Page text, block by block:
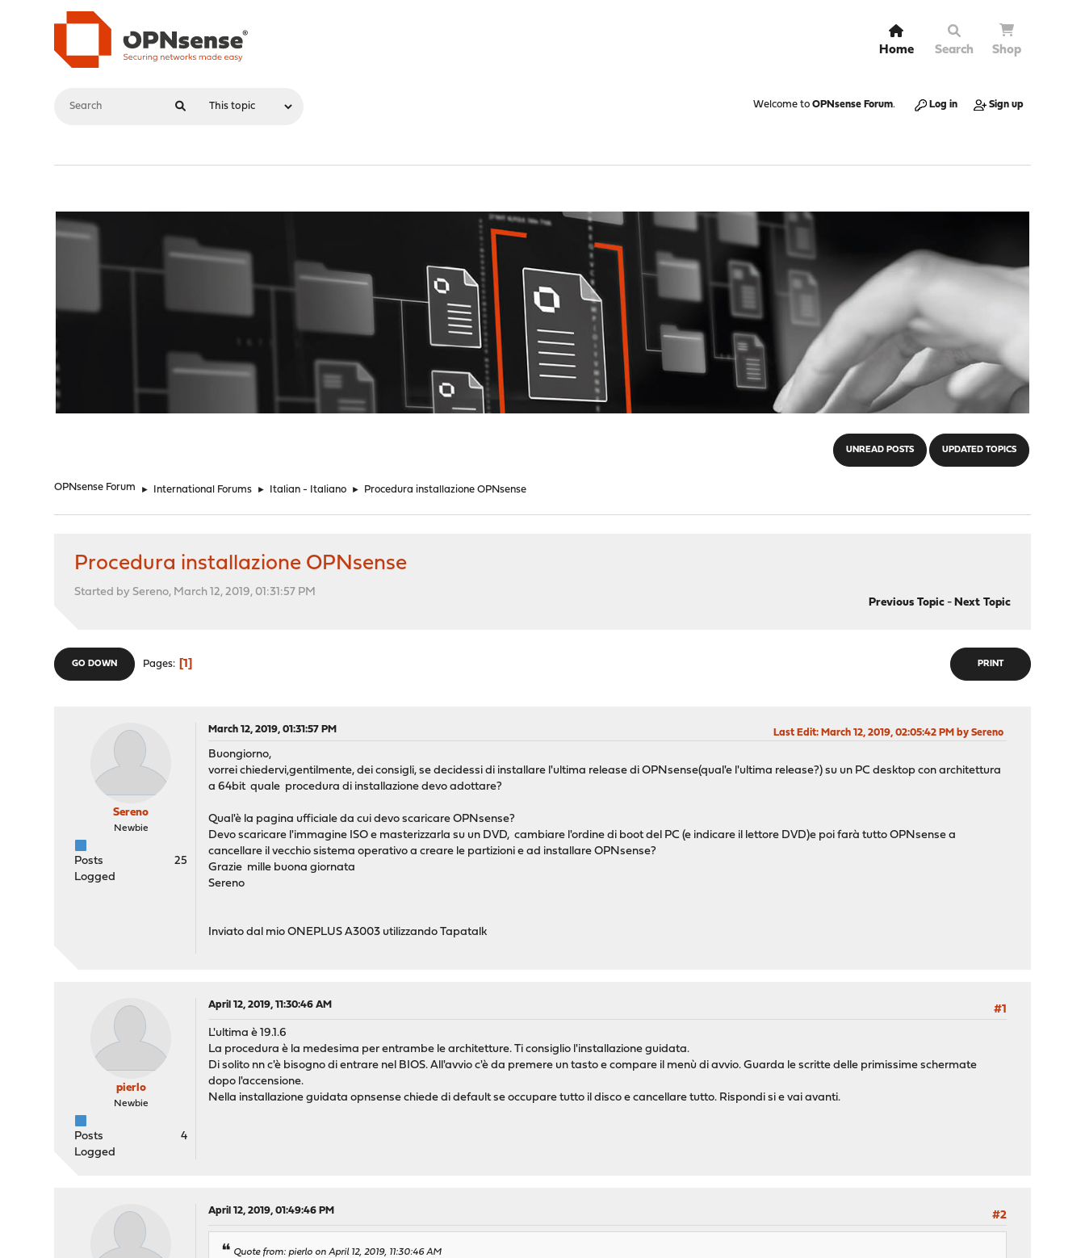
Home Search Shop
Welcome to OPNsense Forum. Log in Sign up
UNREAD POSTS UPDATED TOPICS
OPNsense Forum ► International Forums ► Italian - Italiano ► Procedura installazione OPNsense
Procedura installazione OPNsense
Started by Sereno, March 12, 2019, 01:31:57 PM
Previous Topic- Next Topic
PRINT
GO DOWN Pages 1
Sereno
Newbie
Posts
25
Logged
March 12, 2019, 01:31:57 PM Last Edit: March 12, 2019, 02:05:42 PM by Sereno
Buongiorno,
vorrei chiedervi,gentilmente, dei consigli, se decidessi di installare l'ultima release di OPNsense(qual'e l'ultima release?) su un PC desktop con architettura
a 64bit quale procedura di installazione devo adottare?
Qual'è la pagina ufficiale da cui devo scaricare OPNsense?
Devo scaricare l'immagine ISO e masterizzarla su un DVD, cambiare l'ordine di boot del PC (e indicare il lettore DVD)e poi farà tutto OPNsense a
cancellare il vecchio sistema operativo a creare le partizioni e ad installare OPNsense?
Grazie mille buona giornata
Sereno
Inviato dal mio ONEPLUS A3003 utilizzando Tapatalk
pierlo
Newbie
Posts
4
Logged
April 12, 2019, 11:30:46 AM
#1
L'ultima è 19.1.6
La procedura è la medesima per entrambe le architetture. Ti consiglio l'installazione guidata.
Di solito nn c'è bisogno di entrare nel BIOS. All'avvio c'è da premere un tasto e compare il menù di avvio. Guarda le scritte delle primissime schermate
dopo l'accensione.
Nella installazione guidata opnsense chiede di default se occupare tutto il disco e cancellare tutto. Rispondi si e vai avanti.
April 12, 2019, 01:49:46 PM #2
Quote from: pierlo on April 12, 2019, 11:30:46 AM